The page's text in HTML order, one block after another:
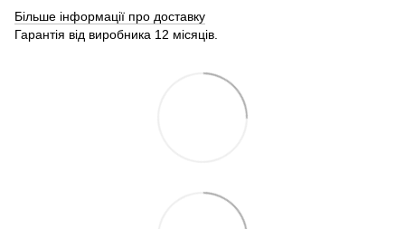
Більше інформації про доставку
Гарантія від виробника 12 місяців.